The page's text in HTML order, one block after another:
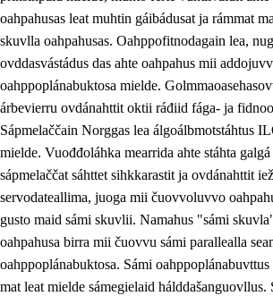
oahpahusas leat muhtin gáibádusat ja rámmat
skuvlla oahpahusas. Oahppofitnodagain lea,
ovddasvástádus das ahte oahpahus mii
oahppoplánabuktosa mielde.
árbevierru ovdánahttit oktii ráđiid fága- ja
Sápmelaččain Norggas lea álgoálbmotstáhtus
mielde. Vuođđoláhka mearrida ahte stáhta
sápmelaččat sáhttet sihkkarastit ja ovdánahttit
servodateallima, juoga mii čuovvoluvvo
gusto maid sámi skuvlii. Namahus "sámi
oahpahusa birra mii čuovvu sámi parallealla
oahppoplánabuktosa. Sámi
mat leat mielde sámegielaid hálddašanguovllus.